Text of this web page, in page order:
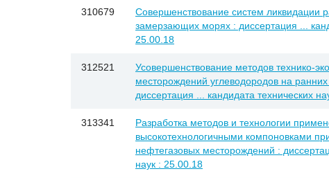
310679
Совершенствование систем ликвидации
замерзающих морях : диссертация ...
25.00.18
312521
Усовершенствование методов технико-
месторождений углеводородов на ранних
диссертация ... кандидата технических
313341
Разработка методов и технологии
высокотехнологичными компоновками
нефтегазовых месторождений :
наук : 25.00.18